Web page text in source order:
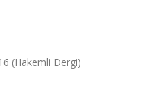
(Hakemli Dergi)